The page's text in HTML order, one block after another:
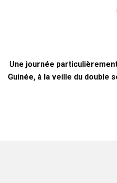
Une journée
Guinée, à la veille du double